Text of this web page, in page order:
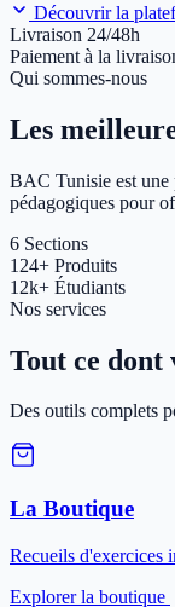
Découvrir la
Livraison 24/48h
Paiement à la
Qui sommes-nous
Les
BAC Tunisie est une
pédagogiques pour
6 Sections
124+ Produits
12k+ Étudiants
Nos services
Tout ce dont
Des outils complets
La Boutique
Recueils d'exercices
Explorer la boutique